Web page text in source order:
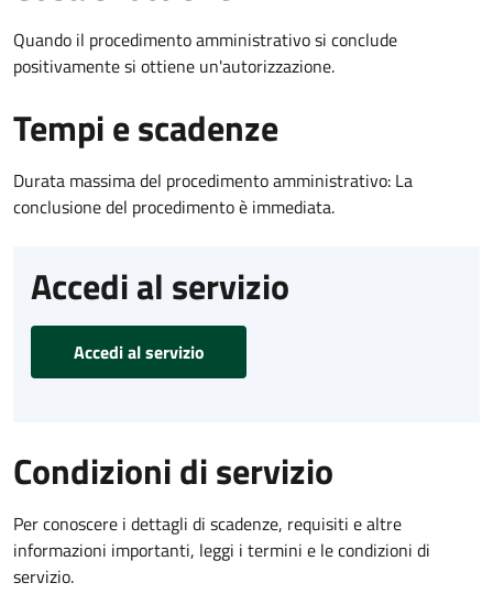
Quando il procedimento amministrativo si conclude
positivamente si ottiene un'autorizzazione.
Tempi e scadenze
Durata massima del procedimento amministrativo: La
conclusione del procedimento è immediata.
Accedi al servizio
Accedi al servizio
Condizioni di servizio
Per conoscere i dettagli di scadenze, requisiti e altre
informazioni importanti, leggi i termini e le condizioni di
servizio.